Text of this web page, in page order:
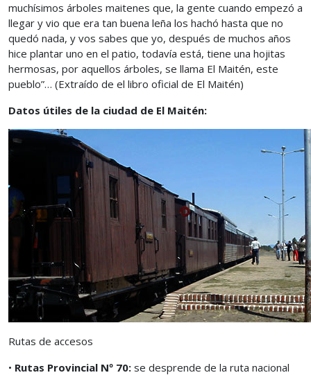
muchísimos árboles maitenes que, la gente cuando empezó a
llegar y vio que era tan buena leña los hachó hasta que no
quedó nada, y vos sabes que yo, después de muchos años
hice plantar uno en el patio, todavía está, tiene una hojitas
hermosas, por aquellos árboles, se llama El Maitén, este
pueblo”… (Extraído de el libro oficial de El Maitén)
Datos útiles de la ciudad de El Maitén:
Rutas de accesos
• Rutas Provincial Nº 70: se desprende de la ruta nacional